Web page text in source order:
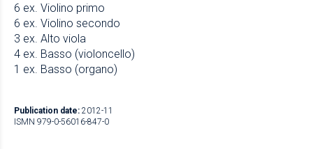
6 ex. Violino primo
6 ex. Violino secondo
3 ex. Alto viola
4 ex. Basso (violoncello)
1 ex. Basso (organo)
Publication date: 2012-11
ISMN 979-0-56016-847-0